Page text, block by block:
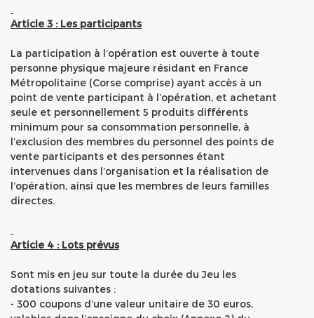
Article 3 : Les participants
La participation à l’opération est ouverte à toute
personne physique majeure résidant en France
Métropolitaine (Corse comprise) ayant accès à un
point de vente participant à l’opération, et achetant
seule et personnellement 5 produits différents
minimum pour sa consommation personnelle, à
l’exclusion des membres du personnel des points de
vente participants et des personnes étant
intervenues dans l’organisation et la réalisation de
l’opération, ainsi que les membres de leurs familles
directes.
Article 4 : Lots prévus
Sont mis en jeu sur toute la durée du Jeu les
dotations suivantes :
- 300 coupons d’une valeur unitaire de 30 euros,